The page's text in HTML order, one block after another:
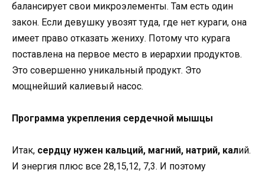
балансирует свои микроэлементы. Там есть один
закон. Если девушку увозят туда, где нет кураги, она
имеет право отказать жениху. Потому что курага
поставлена на первое место в иерархии продуктов.
Это совершенно уникальный продукт. Это
мощнейший калиевый насос.
Программа укрепления сердечной мышцы
Итак, сердцу нужен кальций, магний, натрий, калий.
И энергия плюс все 28,15,12, 7,3. И поэтому